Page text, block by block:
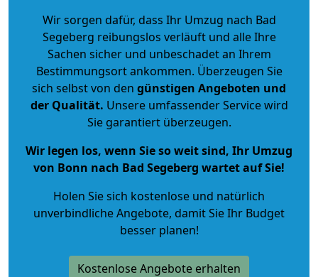
Wir sorgen dafür, dass Ihr Umzug nach Bad
Segeberg reibungslos verläuft und alle Ihre
Sachen sicher und unbeschadet an Ihrem
Bestimmungsort ankommen. Überzeugen Sie
sich selbst von den günstigen Angeboten und
der Qualität. Unsere umfassender Service wird
Sie garantiert überzeugen.
Wir legen los, wenn Sie so weit sind, Ihr Umzug
von Bonn nach Bad Segeberg wartet auf Sie!
Holen Sie sich kostenlose und natürlich
unverbindliche Angebote, damit Sie Ihr Budget
besser planen!
Kostenlose Angebote erhalten